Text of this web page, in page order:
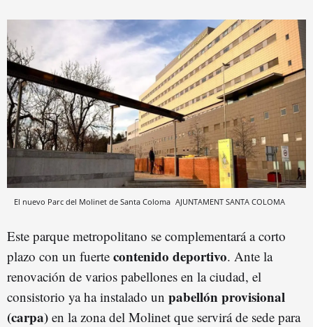
El nuevo Parc del Molinet de Santa Coloma AJUNTAMENT SANTA COLOMA
Este parque metropolitano se complementará a corto
plazo con un fuerte contenido deportivo. Ante la
renovación de varios pabellones en la ciudad, el
consistorio ya ha instalado un pabellón provisional
(carpa) en la zona del Molinet que servirá de sede para